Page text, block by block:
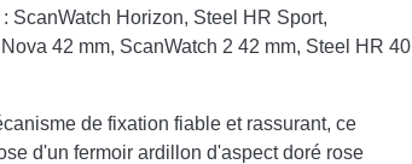
ScanWatch Horizon, Steel HR Sport,
42 mm, ScanWatch 2 42 mm, Steel HR 40
de fixation fiable et rassurant, ce
d'un fermoir ardillon d'aspect doré rose